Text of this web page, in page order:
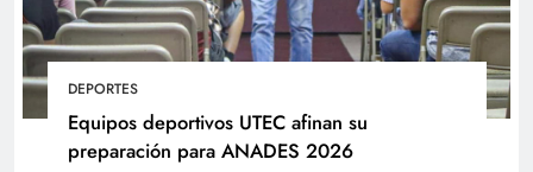
DEPORTES
Equipos deportivos UTEC afinan su
preparación para ANADES 2026